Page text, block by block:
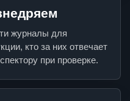
журналы для
кто за них отвечает
при проверке.